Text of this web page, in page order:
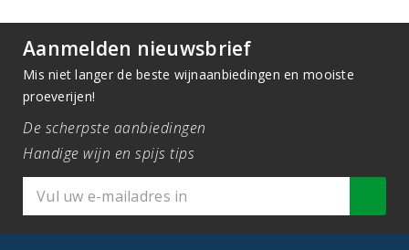
Aanmelden nieuwsbrief
Mis niet langer de beste wijnaanbiedingen en mooiste
proeverijen!
De scherpste aanbiedingen
Handige wijn en spijs tips